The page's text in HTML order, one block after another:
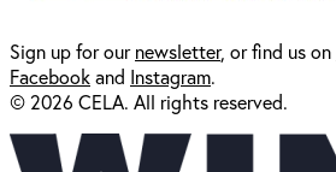
Sign up for ournewsletter, or find us on
Facebookand Instagram.
© 2026 CELA. All rights reserved.